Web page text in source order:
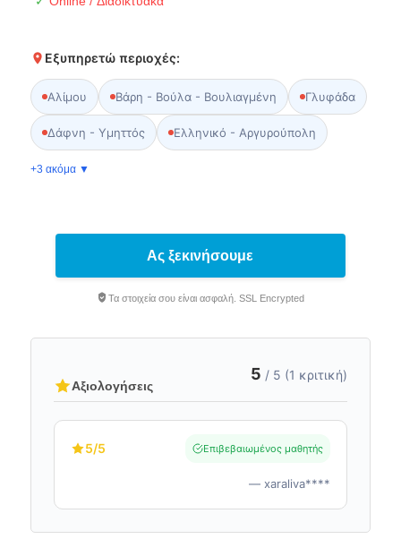
Εξυπηρετώ περιοχές:
Αλίμου Βάρη - Βούλα - Βουλιαγμένη Γλυφάδα
Δάφνη - Υμηττός Ελληνικό - Αργυρούπολη
+3 ακόμα ▼
Ας ξεκινήσουμε
Τα στοιχεία σου είναι ασφαλή. SSL Encrypted
Αξιολογήσεις
5 / 5 (1 κριτική)
5/5 Επιβεβαιωμένος μαθητής
— xaraliva****